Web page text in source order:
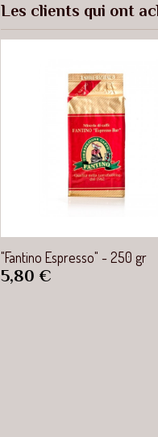
Les clients qui ont
Aperçu rapide
"Fantino Espresso" - 250 gr
Prix
5,80 €